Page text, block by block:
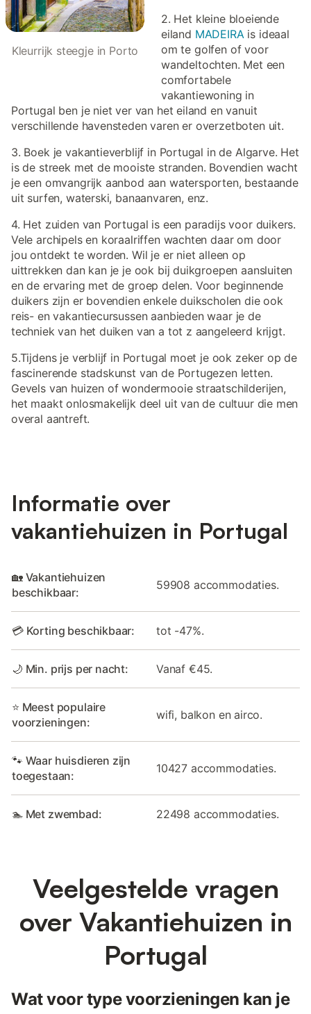
Kleurrijk steegje in Porto
2. Het kleine bloeiende
eiland MADEIRA is ideaal
om te golfen of voor
wandeltochten. Met een
comfortabele
vakantiewoning in
Portugal ben je niet ver van het eiland en vanuit
verschillende havensteden varen er overzetboten uit.
3. Boek je vakantieverblijf in Portugal in de Algarve. Het
is de streek met de mooiste stranden. Bovendien wacht
je een omvangrijk aanbod aan watersporten, bestaande
uit surfen, waterski, banaanvaren, enz.
4. Het zuiden van Portugal is een paradijs voor duikers.
Vele archipels en koraalriffen wachten daar om door
jou ontdekt te worden. Wil je er niet alleen op
uittrekken dan kan je je ook bij duikgroepen aansluiten
en de ervaring met de groep delen. Voor beginnende
duikers zijn er bovendien enkele duikscholen die ook
reis- en vakantiecursussen aanbieden waar je de
techniek van het duiken van a tot z aangeleerd krijgt.
5.Tijdens je verblijf in Portugal moet je ook zeker op de
fascinerende stadskunst van de Portugezen letten.
Gevels van huizen of wondermooie straatschilderijen,
het maakt onlosmakelijk deel uit van de cultuur die men
overal aantreft.
Informatie over
vakantiehuizen in Portugal
🏡 Vakantiehuizen
beschikbaar:
59908 accommodaties.
💳 Korting beschikbaar: tot -47%.
🌙 Min. prijs per nacht: Vanaf €45.
⭐ Meest populaire
voorzieningen:
wifi, balkon en airco.
🐾 Waar huisdieren zijn
toegestaan:
10427 accommodaties.
🏊 Met zwembad: 22498 accommodaties.
Veelgestelde vragen
over Vakantiehuizen in
Portugal
Wat voor type voorzieningen kan je